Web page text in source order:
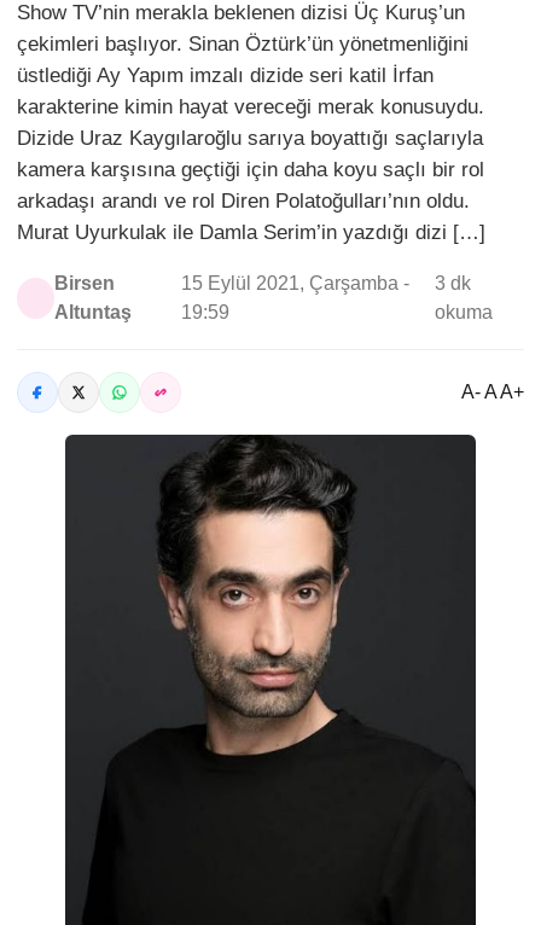
Show TV’nin merakla beklenen dizisi Üç Kuruş’un
çekimleri başlıyor. Sinan Öztürk’ün yönetmenliğini
üstlediği Ay Yapım imzalı dizide seri katil İrfan
karakterine kimin hayat vereceği merak konusuydu.
Dizide Uraz Kaygılaroğlu sarıya boyattığı saçlarıyla
kamera karşısına geçtiği için daha koyu saçlı bir rol
arkadaşı arandı ve rol Diren Polatoğulları’nın oldu.
Murat Uyurkulak ile Damla Serim’in yazdığı dizi […]
Birsen
Altuntaş
15 Eylül 2021, Çarşamba -
19:59
3 dk
okuma
A- A A+